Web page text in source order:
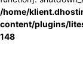
/home/
content/plugins/
148